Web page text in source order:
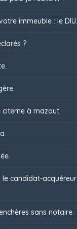
immeuble : le DIU.
?
citerne à mazout.
candidat-
sans notaire.